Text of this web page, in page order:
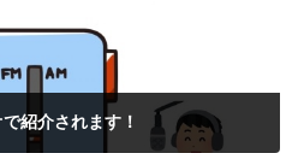
紹介されます！